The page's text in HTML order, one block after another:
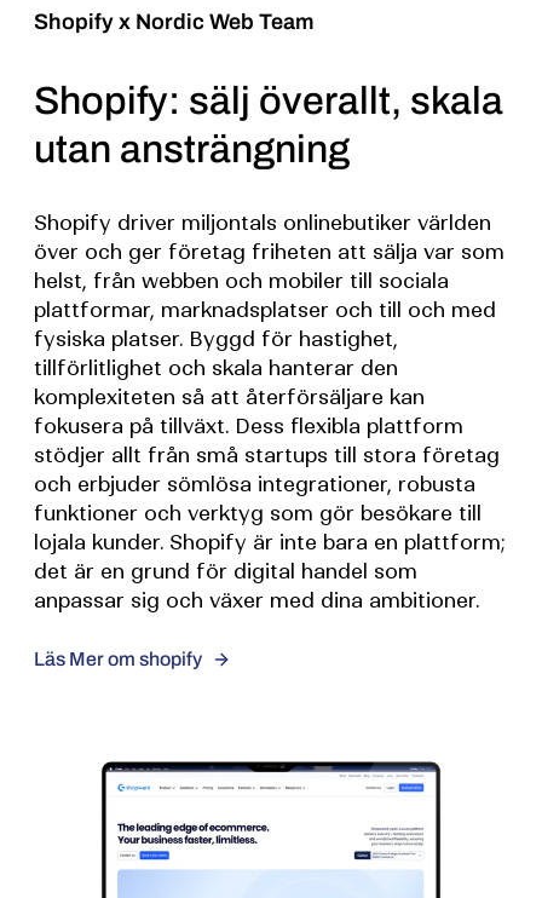
Shopify x Nordic Web Team
Shopify: sälj överallt, skala
utan ansträngning
Shopify driver miljontals onlinebutiker världen
över och ger företag friheten att sälja var som
helst, från webben och mobiler till sociala
plattformar, marknadsplatser och till och med
fysiska platser. Byggd för hastighet,
tillförlitlighet och skala hanterar den
komplexiteten så att återförsäljare kan
fokusera på tillväxt. Dess flexibla plattform
stödjer allt från små startups till stora företag
och erbjuder sömlösa integrationer, robusta
funktioner och verktyg som gör besökare till
lojala kunder. Shopify är inte bara en plattform;
det är en grund för digital handel som
anpassar sig och växer med dina ambitioner.
Läs Mer om shopify